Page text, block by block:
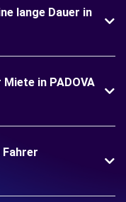
lange Dauer in
in PADOVA